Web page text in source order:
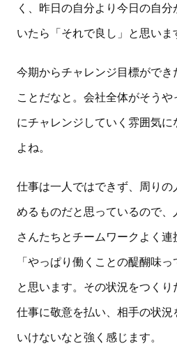
く、昨日の自分より今日の自
いたら「それで良し」と思いま
今期からチャレンジ目標がで
ことだなと。会社全体がそう
にチャレンジしていく雰囲気
よね。
仕事は一人ではできず、周り
めるものだと思っているので
さんたちとチームワークよく連
「やっぱり働くことの醍醐味
と思います。その状況をつく
仕事に敬意を払い、相手の状
いけないなと強く感じます。